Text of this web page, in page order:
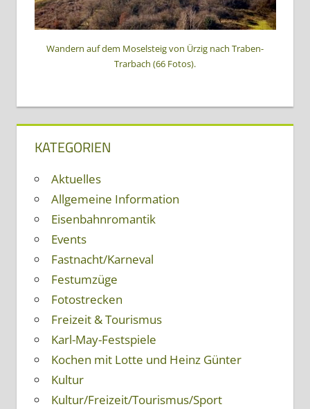
Wandern auf dem Moselsteig von Ürzig nach Traben-
Trarbach (66 Fotos).
KATEGORIEN
Aktuelles
Allgemeine Information
Eisenbahnromantik
Events
Fastnacht/Karneval
Festumzüge
Fotostrecken
Freizeit & Tourismus
Karl-May-Festspiele
Kochen mit Lotte und Heinz Günter
Kultur
Kultur/Freizeit/Tourismus/Sport